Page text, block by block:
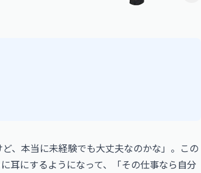
、本当に未経験でも大丈夫なのかな」。この
耳にするようになって、「その仕事なら自分